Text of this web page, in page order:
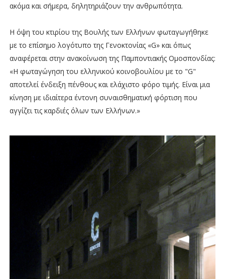
ακόμα και σήμερα, δηλητηριάζουν την ανθρωπότητα.
Η όψη του κτιρίου της Βουλής των Ελλήνων φωταγωγήθηκε
με το επίσημο λογότυπο της Γενοκτονίας «G» και όπως
αναφέρεται στην ανακοίνωση της Παμποντιακής Ομοσπονδίας:
«Η φωταγώγηση του ελληνικού κοινοβουλίου με το "G"
αποτελεί ένδειξη πένθους και ελάχιστο φόρο τιμής. Είναι μια
κίνηση με ιδιαίτερα έντονη συναισθηματική φόρτιση που
αγγίζει τις καρδιές όλων των Ελλήνων.»